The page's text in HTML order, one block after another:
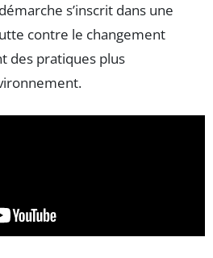
s’inscrit dans une
contre le changement
des pratiques plus